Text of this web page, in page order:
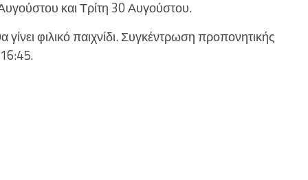
και Τρίτη 30 Αυγούστου.
φιλικό παιχνίδι. Συγκέντρωση προπονητικής